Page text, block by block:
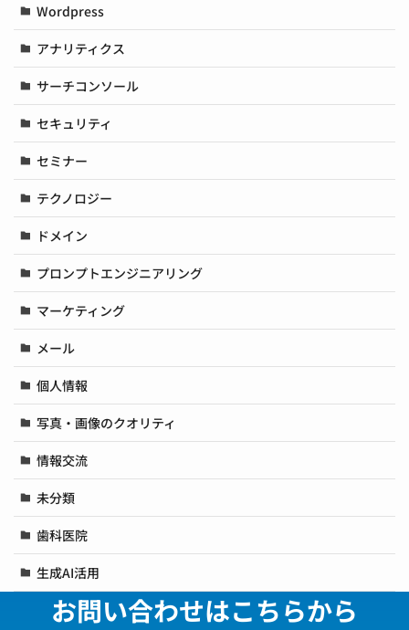
Wordpress
アナリティクス
サーチコンソール
セキュリティ
セミナー
テクノロジー
ドメイン
プロンプトエンジニアリング
マーケティング
メール
個人情報
写真・画像のクオリティ
情報交流
未分類
歯科医院
生成AI活用
お問い合わせはこちらから